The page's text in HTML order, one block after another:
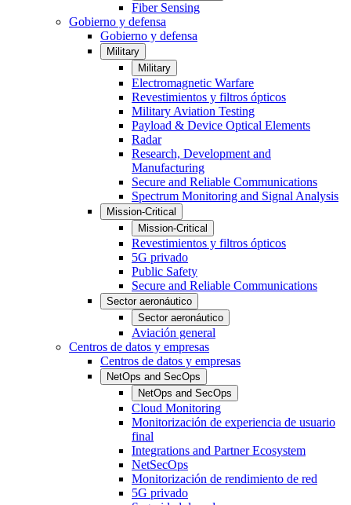
Fiber Sensing
Gobierno y defensa
Gobierno y defensa
Military
Military
Electromagnetic Warfare
Revestimientos y filtros ópticos
Military Aviation Testing
Payload & Device Optical Elements
Radar
Research, Development and
Manufacturing
Secure and Reliable Communications
Spectrum Monitoring and Signal Analysis
Mission-Critical
Mission-Critical
Revestimientos y filtros ópticos
5G privado
Public Safety
Secure and Reliable Communications
Sector aeronáutico
Sector aeronáutico
Aviación general
Centros de datos y empresas
Centros de datos y empresas
NetOps and SecOps
NetOps and SecOps
Cloud Monitoring
Monitorización de experiencia de usuario
final
Integrations and Partner Ecosystem
NetSecOps
Monitorización de rendimiento de red
5G privado